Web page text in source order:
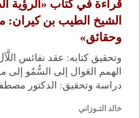
قراءة في كتاب «الرؤية
الشيخ الطيب بن كيران:
وحقائق»
وتحقيق كتابه: عقد نفائس
الهمم العَوال إلى السُّمُو إلى
دراسة وتحقيق: الدكتور
خالد التـوزاني